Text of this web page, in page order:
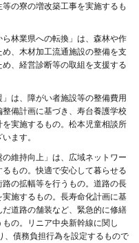
の寮の増改築工事を実施するも
林業県への転換」は、森林や作
、木材加工流通施設の整備を支
、経営診断等の取組を支援する
は、障がい者施設等の整備費用
備計画に基づき、寿台養護学校
実施するもの。松本児童相談所
ます。
維持向上」は、広域ネットワー
もの。快適で安心して暮らせる
の拡幅等を行うもの。道路の長
施するもの。長寿命化計画に基
道路の舗装など、緊急的に修繕
の。リニア中央新幹線に関し
、債務負担行為を設定するもので